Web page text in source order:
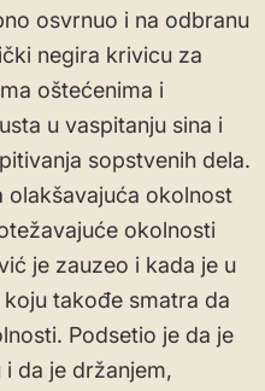
osvrnuo i na odbranu
negira krivicu za
oštećenima i
u vaspitanju sina i
sopstvenih dela.
olakšavajuća okolnost
okolnosti
je zauzeo i kada je u
takođe smatra da
Podsetio je da je
da je držanjem,